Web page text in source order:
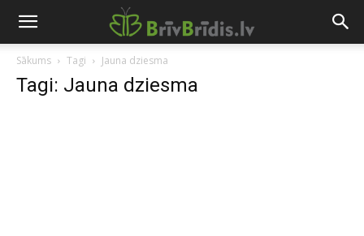
Sākums Tagi Jauna dziesma
Tagi: Jauna dziesma